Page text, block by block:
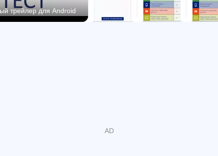
пикселей (PPI) и разрешение дисплея.
Приложение измерит эти характеристики и сообщит
трейлер для Android